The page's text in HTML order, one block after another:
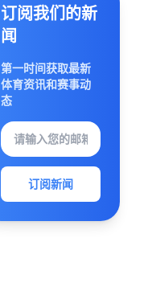
热情与
订阅我们的新
闻
第一时间获取最新
体育资讯和赛事动
态
订阅新闻